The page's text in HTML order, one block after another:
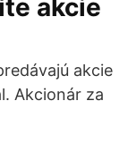
akcie
akcie
Akcionár za